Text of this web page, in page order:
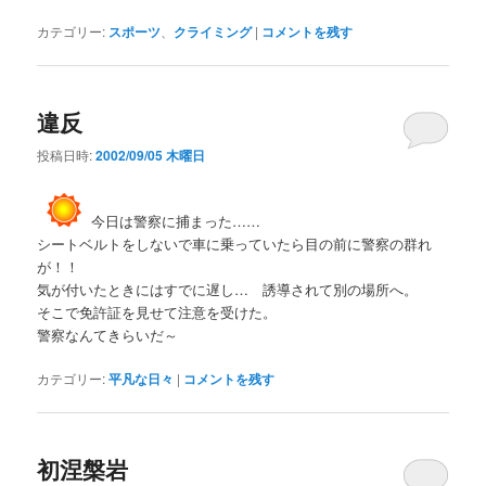
カテゴリー: スポーツ、 クライミング | コメントを残す
違反
投稿日時:2002/09/05 木曜日
今日は警察に捕まった……
シートベルトをしないで車に乗っていたら目の前に警察の群れ
が！！
気が付いたときにはすでに遅し… 誘導されて別の場所へ。
そこで免許証を見せて注意を受けた。
警察なんてきらいだ～
カテゴリー:平凡な日々 | コメントを残す
初涅槃岩